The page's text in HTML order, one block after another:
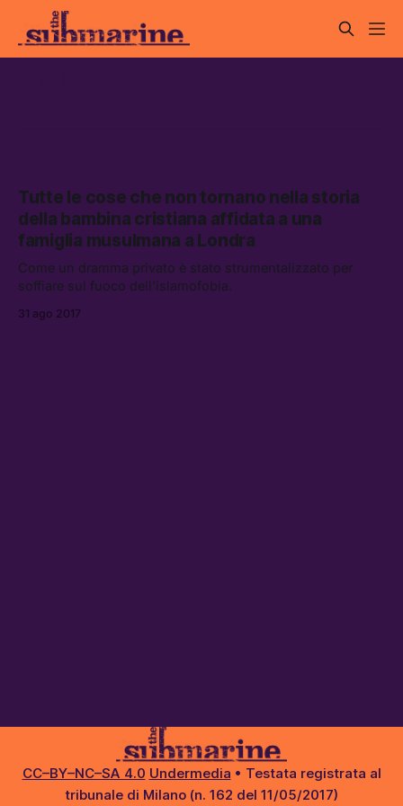
Tutte le cose che non tornano nella storia
della bambina cristiana affidata a una
famiglia musulmana a Londra
Come un dramma privato è stato strumentalizzato per
soffiare sul fuoco dell’islamofobia.
31 ago 2017
CC–BY–NC–SA 4.0 Undermedia • Testata registrata al
tribunale di Milano (n. 162 del 11/05/2017)